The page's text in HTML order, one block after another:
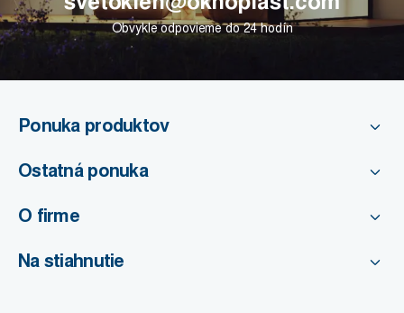
Obvykle odpovieme do 24 hodín
Ponuka produktov
Ostatná ponuka
O firme
Na stiahnutie